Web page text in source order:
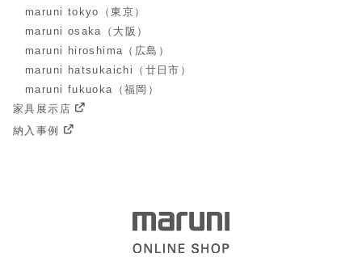
maruni tokyo（東京）
maruni osaka（大阪）
maruni hiroshima（広島）
maruni hatsukaichi（廿日市）
maruni fukuoka（福岡）
家具展示店
納入事例